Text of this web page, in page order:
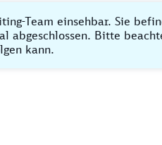
Team einsehbar. Sie
Bitte
kann.